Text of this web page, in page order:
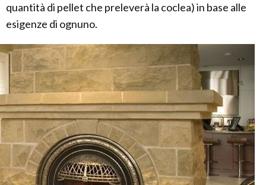
quantità di pellet che preleverà la coclea) in base alle
esigenze di ognuno.